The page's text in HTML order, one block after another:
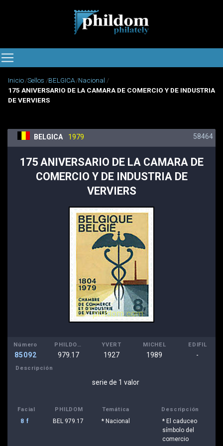
Inicio Sellos BELGICA Nacional
175 ANIVERSARIO DE LA CAMARA DE COMERCIO Y DE INDUSTRIA
DE VERVIERS
BELGICA 1979 58464
175 ANIVERSARIO DE LA CAMARA DE
COMERCIO Y DE INDUSTRIA DE
VERVIERS
Número
85092
PHILDOM
979.17
YVERT
1927
MICHEL
1989
EDIFIL
-
Descripción
serie de 1 valor
Facial PHILDOM Temática Descripción
8 f BEL 979.17 * Nacional
* El caduceo
símbolo del
comercio